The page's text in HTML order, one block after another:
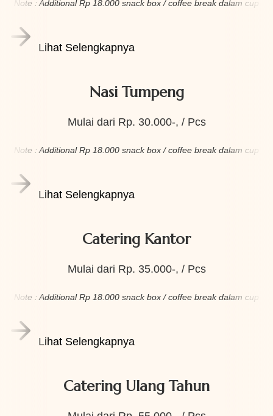
Note : Additional Rp 18.000 snack box / coffee break dalam cup
Lihat Selengkapnya
Nasi Tumpeng
Mulai dari Rp. 30.000-, / Pcs
Note : Additional Rp 18.000 snack box / coffee break dalam cup
Lihat Selengkapnya
Catering Kantor
Mulai dari Rp. 35.000-, / Pcs
Note : Additional Rp 18.000 snack box / coffee break dalam cup
Lihat Selengkapnya
Catering Ulang Tahun